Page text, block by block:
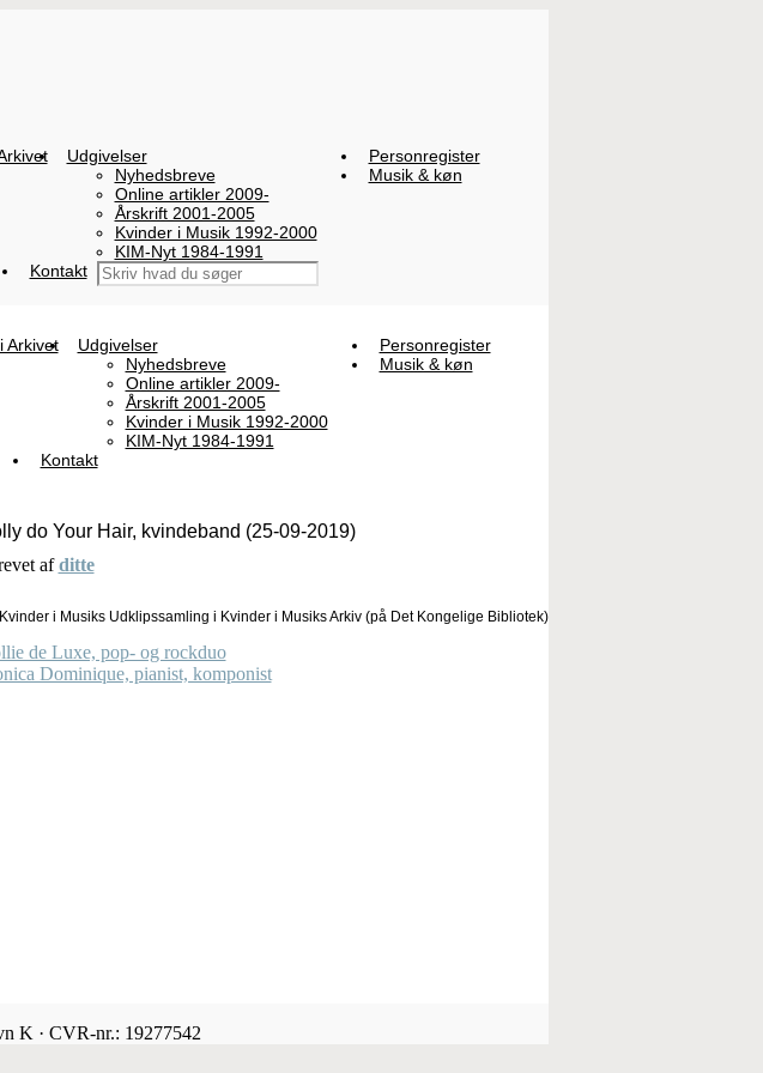
Udgivelser
Nyhedsbreve
Online artikler 2009-
Årskrift 2001-2005
Kvinder i Musik 1992-2000
KIM-Nyt 1984-1991
Personregister
Musik & køn
Kontakt
Arkivet
Udgivelser
Nyhedsbreve
Online artikler 2009-
Årskrift 2001-2005
Kvinder i Musik 1992-2000
KIM-Nyt 1984-1991
Personregister
Musik & køn
Kontakt
do Your Hair, kvindeband (25-09-2019)
afditte
i Musiks Udklipssamling i Kvinder i Musiks Arkiv (på Det Kongelige Bibliotek)
de Luxe, pop- og rockduo
Dominique, pianist, komponist
K · CVR-nr.: 19277542